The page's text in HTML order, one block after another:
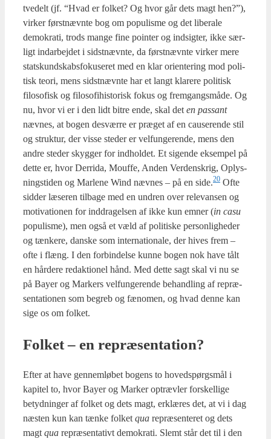
tve­delt (jf. “Hvad er fol­ket? Og hvor går dets magt hen?”),
vir­ker først­nævn­te bog om populis­me og det libe­ra­le
demo­kra­ti, trods man­ge fine poin­ter og ind­sig­ter, ikke sær­
ligt ind­ar­bej­det i sidst­nævn­te, da først­nævn­te vir­ker mere
statskund­skabs­fo­ku­se­ret med en klar ori­en­te­ring mod poli­
tisk teo­ri, mens sidst­nævn­te har et langt kla­re­re poli­tisk
filo­so­fisk og filo­so­fi­hi­sto­risk fokus og frem­gangs­må­de. Og
nu, hvor vi er i den lidt bit­re ende, skal det en pas­sant
næv­nes, at bogen desvær­re er præ­get af en cau­se­ren­de stil
og struk­tur, der vis­se ste­der er vel­fun­ge­ren­de, mens den
andre ste­der skyg­ger for ind­hol­det. Et sigen­de eksem­pel på
det­te er, hvor Der­ri­da, Mouf­fe, Anden Ver­denskrig, Oplys­
ning­sti­den og Mar­le­ne Wind næv­nes – på en side.20 Ofte
sid­der læse­ren til­ba­ge med en undren over rele­van­sen og
moti­va­tio­nen for ind­dra­gel­sen af ikke kun emner (in casu
populis­me), men også et væld af poli­ti­ske per­son­lig­he­der
og tæn­ke­re, dan­ske som inter­na­tio­na­le, der hives frem –
ofte i flæng. I den for­bin­del­se kun­ne bogen nok have tålt
en hår­de­re redak­tio­nel hånd. Med det­te sagt skal vi nu se
på Bay­er og Mar­kers vel­fun­ge­ren­de behand­ling af repræ­
sen­ta­tio­nen som begreb og fæno­men, og hvad den­ne kan
sige os om fol­ket.
Fol­ket – en repræ­sen­ta­tion?
Efter at have gen­nem­lø­bet bogens to hoved­spørgs­mål i
kapi­tel to, hvor Bay­er og Mar­ker optræv­ler for­skel­li­ge
betyd­nin­ger af fol­ket og dets magt, erklæ­res det, at vi i dag
næsten kun kan tæn­ke fol­ket qua repræ­sen­te­ret og dets
magt qua repræ­sen­ta­tivt demo­kra­ti. Slemt står det til i den